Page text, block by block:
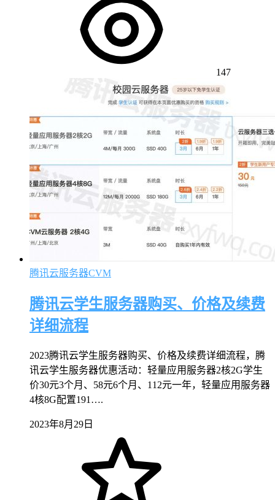
147
腾讯云服务器CVM
腾讯云学生服务器购买、价格及续费
详细流程
2023腾讯云学生服务器购买、价格及续费详细流程，腾
讯云学生服务器优惠活动：轻量应用服务器2核2G学生
价30元3个月、58元6个月、112元一年，轻量应用服务器
4核8G配置191….
2023年8月29日